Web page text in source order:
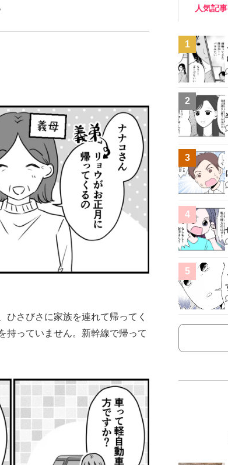
ひさびさに家族を連れて帰ってく
持っていません。新幹線で帰って
人気記事
1
2
3
4
5